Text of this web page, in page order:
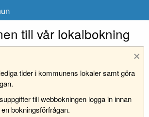
till vår lokalbokning
×
tider i kommunens lokaler samt göra
till webbokningen logga in innan
bokningsförfrågan.